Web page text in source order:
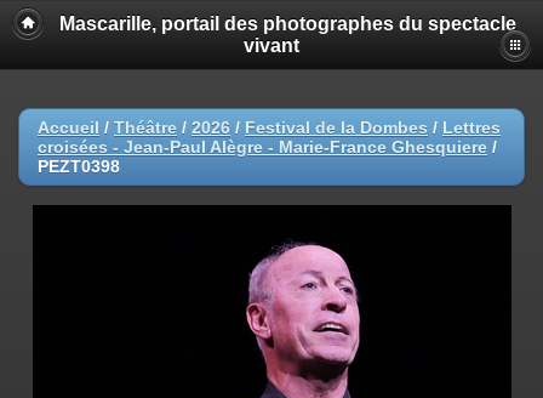
Mascarille, portail des photographes du spectacle
vivant
Accueil / Théâtre / 2026 / Festival de la Dombes / Lettres
croisées - Jean-Paul Alègre - Marie-France Ghesquiere /
PEZT0398